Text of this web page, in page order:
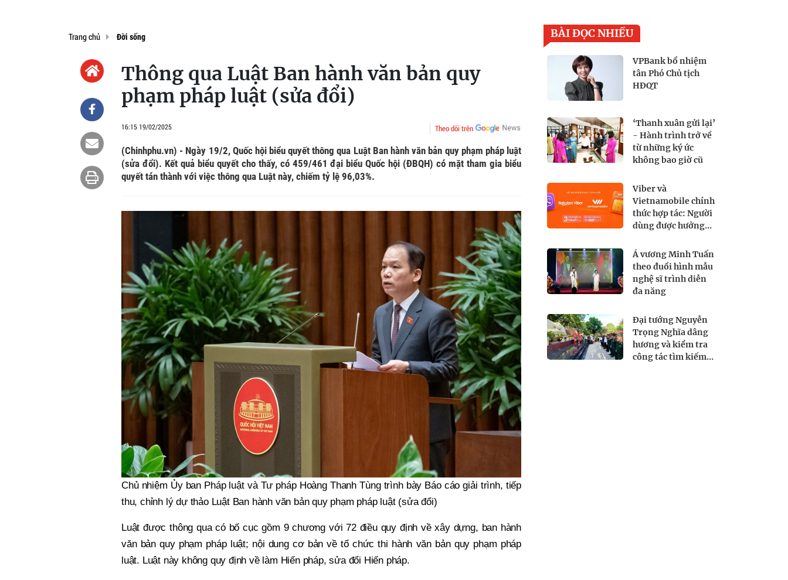
Trang chủ Đời sống
Thông qua Luật Ban hành văn bản quy
phạm pháp luật (sửa đổi)
16:15 19/02/2025 Theo dõi trên
(Chinhphu.vn) - Ngày 19/2, Quốc hội biểu quyết thông qua Luật Ban hành văn bản quy phạm pháp luật
(sửa đổi). Kết quả biểu quyết cho thấy, có 459/461 đại biểu Quốc hội (ĐBQH) có mặt tham gia biểu
quyết tán thành với việc thông qua Luật này, chiếm tỷ lệ 96,03%.
Chủ nhiệm Ủy ban Pháp luật và Tư pháp Hoàng Thanh Tùng trình bày Báo cáo giải trình, tiếp
thu, chỉnh lý dự thảo Luật Ban hành văn bản quy phạm pháp luật (sửa đổi)
Luật được thông qua có bố cục gồm 9 chương với 72 điều quy định về xây dựng, ban hành
văn bản quy phạm pháp luật; nội dung cơ bản về tổ chức thi hành văn bản quy phạm pháp
luật. Luật này không quy định về làm Hiến pháp, sửa đổi Hiến pháp.
BÀI ĐỌC NHIỀU
VPBank bổ nhiệm
tân Phó Chủ tịch
HĐQT
‘Thanh xuân gửi lại’
- Hành trình trở về
từ những ký ức
không bao giờ cũ
Viber và
Vietnamobile chính
thức hợp tác: Người
dùng được hưởng
Á vương Minh Tuấn
theo đuổi hình mẫu
nghệ sĩ trình diễn
đa năng
Đại tướng Nguyễn
Trọng Nghĩa dâng
hương và kiểm tra
công tác tìm kiếm,